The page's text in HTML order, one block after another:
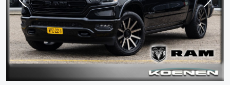
Previous Next